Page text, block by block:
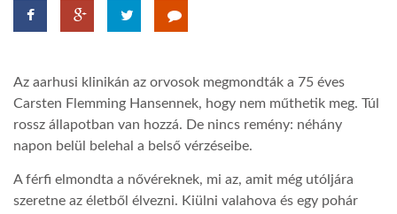
TROPICALMAGAZIN
AFRIKA TUDÁSTÁR
A NAP SZÉPE
Az aarhusi klinikán az orvosok megmondták a 75 éves
Carsten Flemming Hansennek, hogy nem műthetik meg. Túl
rossz állapotban van hozzá. De nincs remény: néhány
napon belül belehal a belső vérzéseibe.
A férfi elmondta a nővéreknek, mi az, amit még utóljára
szeretne az életből élvezni. Kiülni valahova és egy pohár